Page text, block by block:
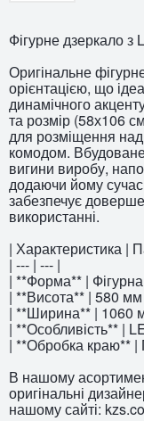
Фігурне дзеркало
Оригінальне
орієнтацією, що
динамічного
та розмір (58х106
для розміщення
комодом.
вигини виробу,
додаючи йому
забезпечує
використанні.
| Характеристика |
| --- | --- |
| **Форма** |
| **Висота** | 580
| **Ширина** | 1060
| **Особливість** |
| **Обробка краю** |
В нашому
оригінальні
нашому сайті: